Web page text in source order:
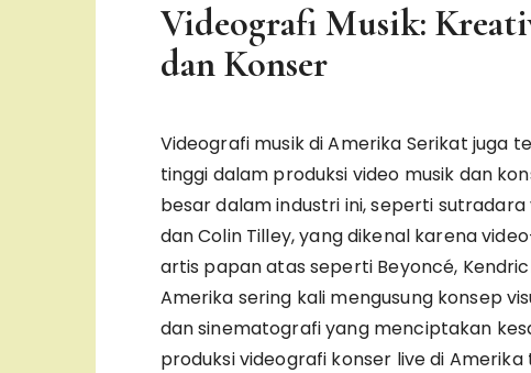
Videografi Musik:
dan Konser
Videografi musik di Amerika Serikat juga
tinggi dalam produksi video musik dan
besar dalam industri ini, seperti sutradara
dan Colin Tilley, yang dikenal karena
artis papan atas seperti Beyoncé,
Amerika sering kali mengusung konsep
dan sinematografi yang menciptakan
produksi videografi konser live di